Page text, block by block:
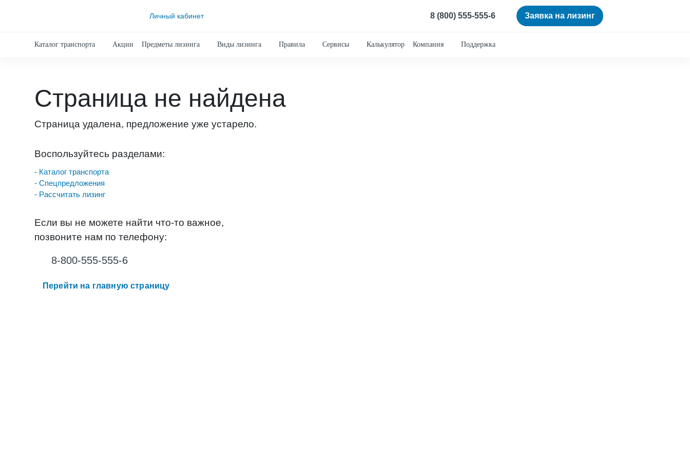
Личный кабинет 8 (800) 555-555-6 Заявка на лизинг
Каталог транспорта Акции Предметы лизинга Виды лизинга Правила Сервисы Калькулятор Компания Поддержка
Страница не найдена
Страница удалена, предложение уже устарело.
Воспользуйтесь разделами:
- Каталог транспорта
- Спецпредложения
- Рассчитать лизинг
Если вы не можете найти что-то важное,
позвоните нам по телефону:
8-800-555-555-6
Перейти на главную страницу